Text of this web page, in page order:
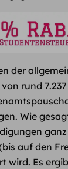
der
rund
Wie
auf den
wird. Es